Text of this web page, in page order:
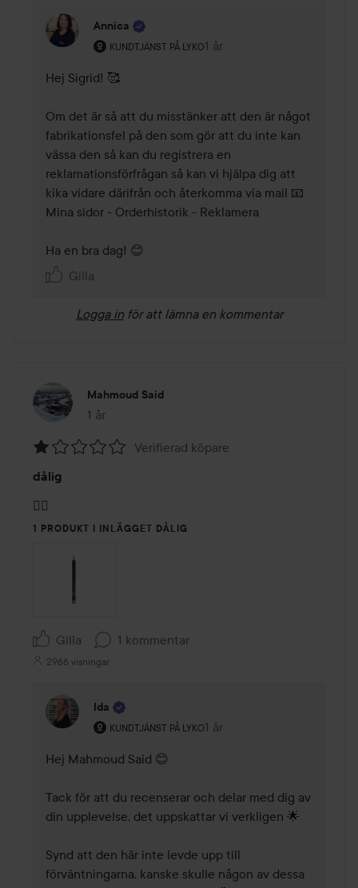
Annica
KUNDTJÄNST PÅ LYKO
Användarens roll: Kundtjänst på Lyko.
1 år
Kommentaren lades 1 år
Hej Sigrid! 🥰
Om det är så att du misstänker att den är något
fabrikationsfel på den som gör att du inte kan
vässa den så kan du registrera en
reklamationsförfrågan så kan vi hjälpa dig att
kika vidare därifrån och återkomma via mail 📧
Mina sidor - Orderhistorik - Reklamera
Gilla
Logga in för att lämna en kommentar
Mahmoud Said
1 år
Inlägget skapades 1 år
1
av
5
Verifierad köpare
dålig
👎🏻
1 PRODUKT I INLÄGGET DÅLIG
Gilla 1 kommentar
2966 visningar
Ida
KUNDTJÄNST PÅ LYKO
Användarens roll: Kundtjänst på Lyko.
1 år
Kommentaren lades 1 år
Hej Mahmoud Said 😊
Tack för att du recenserar och delar med dig av
din upplevelse, det uppskattar vi verkligen 🌟
Synd att den här inte levde upp till
förväntningarna, kanske skulle någon av dessa